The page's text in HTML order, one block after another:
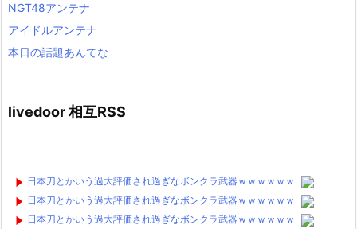
NGT48アンテナ
アイドルアンテナ
本日の話題あんてな
livedoor 相互RSS
日本刀とかいう過大評価され過ぎなボンクラ武器ｗｗｗｗｗｗ
日本刀とかいう過大評価され過ぎなボンクラ武器ｗｗｗｗｗｗ
日本刀とかいう過大評価され過ぎなボンクラ武器ｗｗｗｗｗｗ